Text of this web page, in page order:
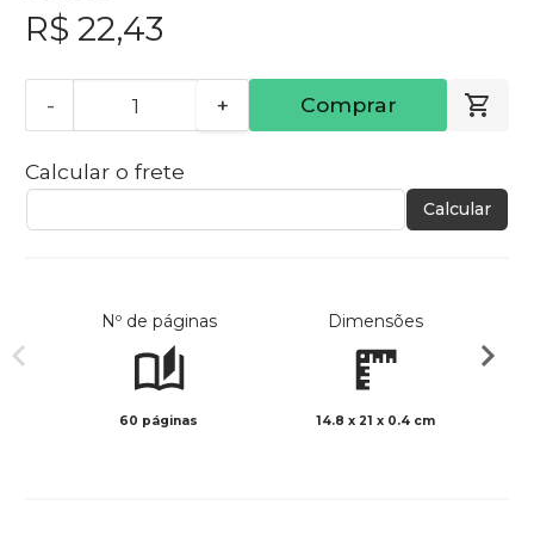
R$ 22,43
- + Comprar
Calcular o frete
Calcular
Nº de páginas
60 páginas
Dimensões
14.8 x 21 x 0.4 cm